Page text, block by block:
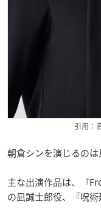
引用：
朝倉シンを演じるのは
主な出演作品は、『
の凪誠士郎役、『呪術